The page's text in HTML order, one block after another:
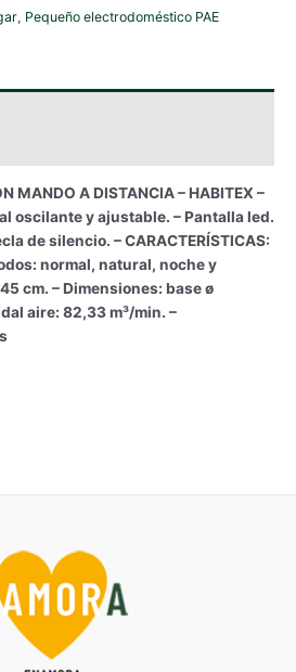
, Pequeño electrodoméstico PAE
MANDO A DISTANCIA – HABITEX –
oscilante y ajustable. – Pantalla led.
de silencio. – CARACTERÍSTICAS:
normal, natural, noche y
cm. – Dimensiones: base ø
aire: 82,33 m³/min. –